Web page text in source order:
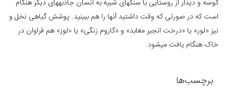
کوسه و دیدار از روستایی با سنگ‎های شبیه به انسان جاذبه‎‎های دیگر هنگام
است که در صورتی که وقت داشتید آن‎ها را هم ببینید. پوشش گیاهی نخل و
نیز «لور» یا «درخت انجیر معابد» و «گاروم زنگی» یا «لوز» هم فراوان در
خاک هنگام یافت می­شود.
برچسب‌ها